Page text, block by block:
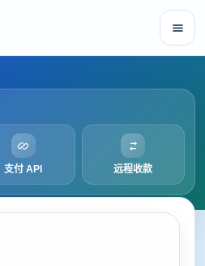
支付 API 远程收款